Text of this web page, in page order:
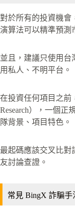
對於所有的投資機會
演算法可以精準預測
並且，建議只使用台
用私人、不明平台。
在投資任何項目之前
Research），一個正
隊背景、項目特色。
最起碼應該交叉比對
友討論查證。
常見 BingX 詐騙